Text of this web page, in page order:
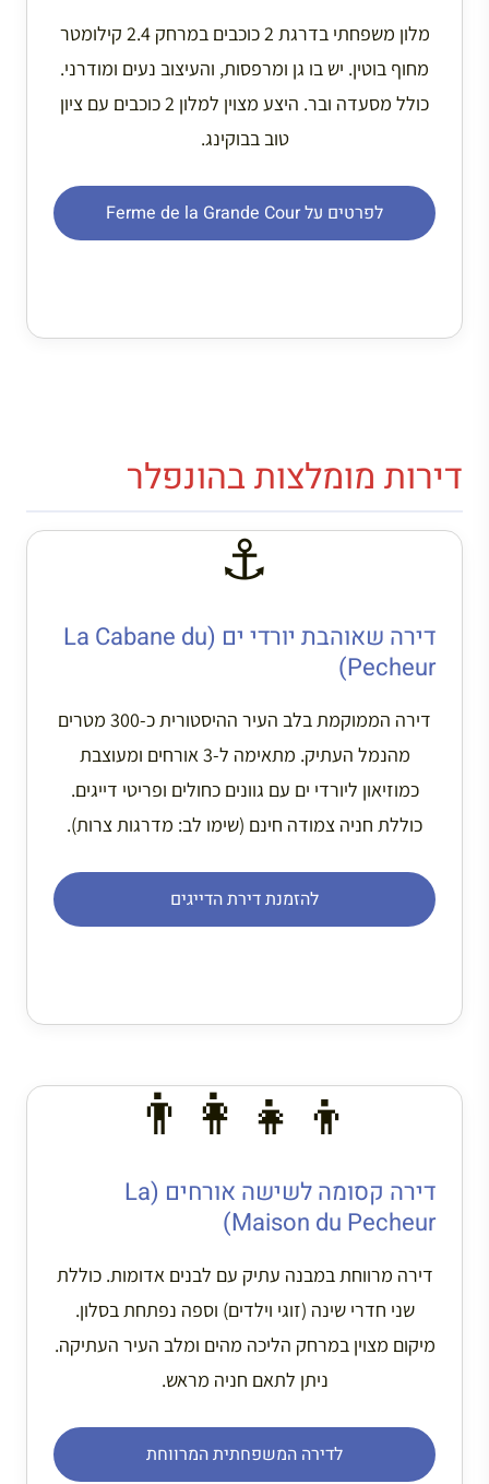
מלון משפחתי בדרגת 2 כוכבים במרחק 2.4 קילומטר
מחוף בוטין. יש בו גן ומרפסות, והעיצוב נעים ומודרני.
כולל מסעדה ובר. היצע מצוין למלון 2 כוכבים עם ציון
טוב בבוקינג.
לפרטים על Ferme de la Grande Cour
דירות מומלצות בהונפלר
⚓
דירה שאוהבת יורדי ים (La Cabane du
Pecheur)
דירה הממוקמת בלב העיר ההיסטורית כ-300 מטרים
מהנמל העתיק. מתאימה ל-3 אורחים ומעוצבת
כמוזיאון ליורדי ים עם גוונים כחולים ופריטי דייגים.
כוללת חניה צמודה חינם (שימו לב: מדרגות צרות).
להזמנת דירת הדייגים
👨‍👩‍👧‍👦
דירה קסומה לשישה אורחים (La
Maison du Pecheur)
דירה מרווחת במבנה עתיק עם לבנים אדומות. כוללת
שני חדרי שינה (זוגי וילדים) וספה נפתחת בסלון.
מיקום מצוין במרחק הליכה מהים ומלב העיר העתיקה.
ניתן לתאם חניה מראש.
לדירה המשפחתית המרווחת